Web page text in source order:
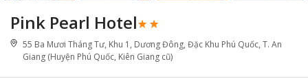
Pink Pearl Hotel
55 Ba Mươi Tháng Tư, Khu 1, Dương Đông, Đặc Khu Phú Quốc, T. An
Giang (Huyện Phú Quốc, Kiên Giang cũ)